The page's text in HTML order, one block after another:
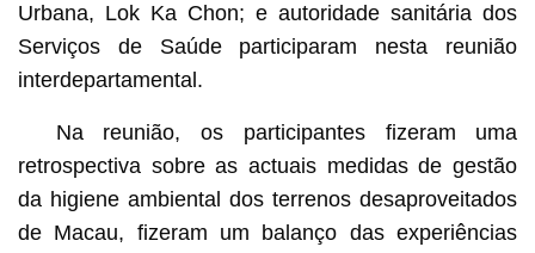
Urbana, Lok Ka Chon; e autoridade sanitária dos
Serviços de Saúde participaram nesta reunião
interdepartamental.
Na reunião, os participantes fizeram uma
retrospectiva sobre as actuais medidas de gestão
da higiene ambiental dos terrenos desaproveitados
de Macau, fizeram um balanço das experiências